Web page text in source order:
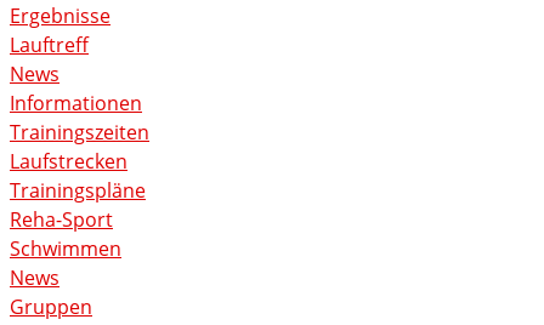
Ergebnisse
Lauftreff
News
Informationen
Trainingszeiten
Laufstrecken
Trainingspläne
Reha-Sport
Schwimmen
News
Gruppen